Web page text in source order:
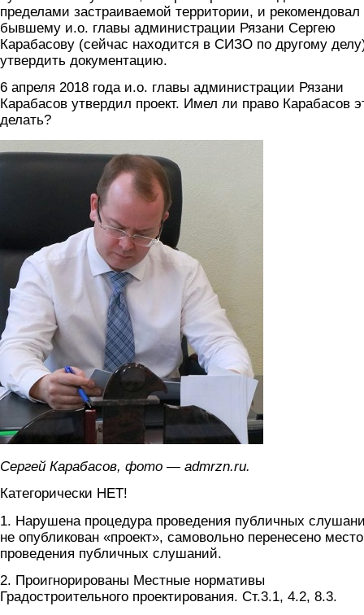
пределами застраиваемой территории, и рекомендовал
бывшему и.о. главы администрации Рязани Сергею
Карабасову (сейчас находится в СИЗО по другому
утвердить документацию.
6 апреля 2018 года и.о. главы администрации Рязани
Карабасов утвердил проект. Имел ли право Карабасов
делать?
karabasov.jpg
Сергей Карабасов, фото — admrzn.ru.
Категорически НЕТ!
1. Нарушена процедура проведения публичных
не опубликован «проект», самовольно перенесено место
проведения публичных слушаний.
2. Проигнорированы Местные нормативы
Градостроительного проектирования. Ст.3.1, 4.2, 8.3.